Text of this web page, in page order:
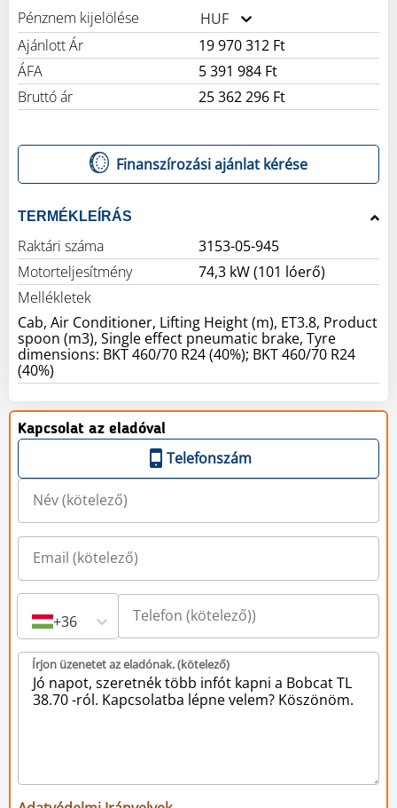
Pénznem kijelölése
HUF
Ajánlott Ár
19 970 312 Ft
ÁFA
5 391 984 Ft
Bruttó ár
25 362 296 Ft
Finanszírozási ajánlat kérése
TERMÉKLEÍRÁS
Raktári száma
3153-05-945
Motorteljesítmény
74,3 kW (101 lóerő)
Mellékletek
Cab, Air Conditioner, Lifting Height (m), ET3.8, Product
spoon (m3), Single effect pneumatic brake, Tyre
dimensions: BKT 460/70 R24 (40%); BKT 460/70 R24
(40%)
Kapcsolat az eladóval
Telefonszám
+36
Írjon üzenetet az eladónak. (kötelező)